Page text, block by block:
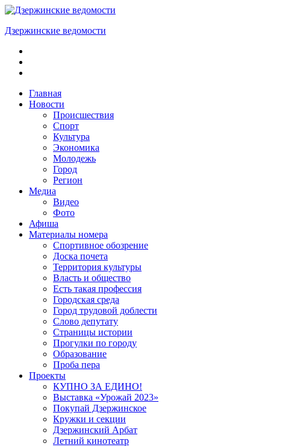
Skip
content
Дзержинские ведомости
ОБЩЕСТВЕННО-
ПОЛИТИЧЕСКАЯ
ГАЗЕТАГлавная
Новости
Происшествия
Спорт
Культура
Экономика
Молодежь
Город
Регион
Медиа
Видео
Фото
Афиша
Материалы номера
Спортивное обозрение
Доска почета
Территория культуры
Власть и общество
Есть такая профессия
Городская среда
Город трудовой доблести
Слово депутату
Страницы истории
Прогулки по городу
Образование
Проба пера
Проекты
КУПНО ЗА ЕДИНО!
Выставка «Урожай 2023»
Покупай Дзержинское
Кружки и секции
Дзержинский Арбат
Летний кинотеатр